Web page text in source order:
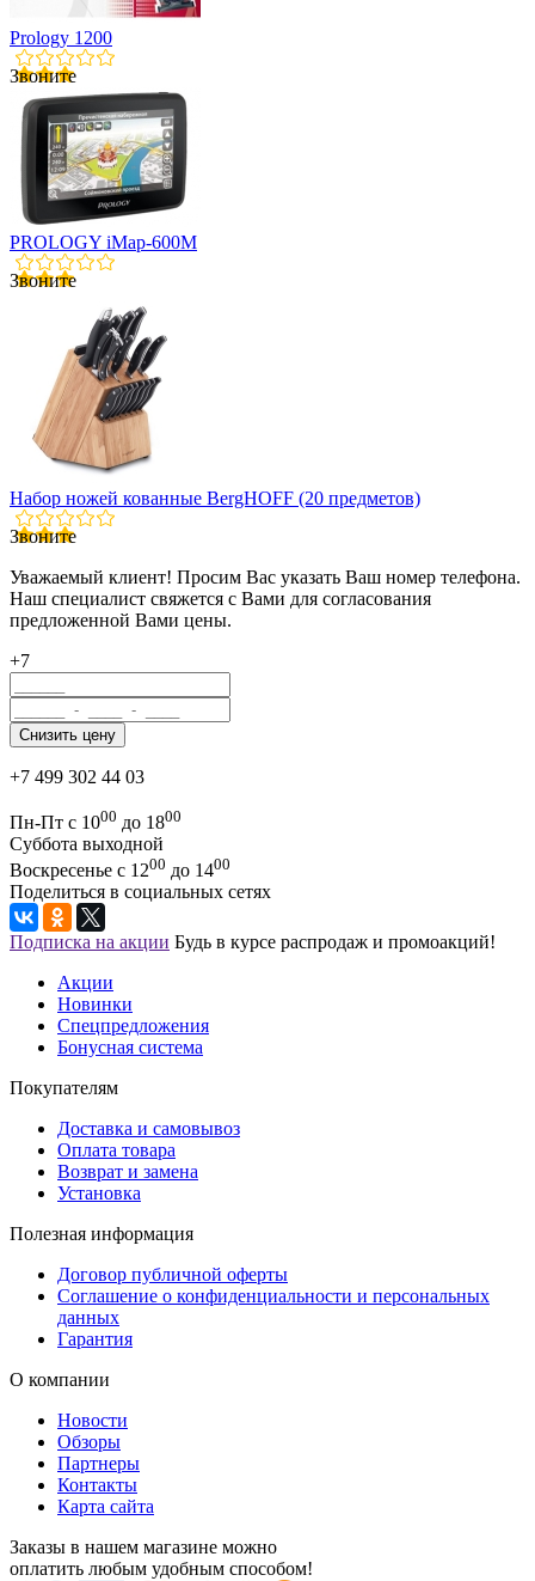
Prology 1200
Звоните
PROLOGY iMap-600M
Звоните
Набор ножей кованные BergHOFF (20 предметов)
Звоните
Уважаемый клиент! Просим Вас указать Ваш номер телефона.
Наш специалист свяжется с Вами для согласования
предложенной Вами цены.
+7
+7 499 302 44 03
Пн-Пт с 1000 до 1800
Суббота выходной
Воскресенье с 1200 до 1400
Поделиться в социальных сетях
Подписка на акции Будь в курсе распродаж и промоакций!
Акции
Новинки
Спецпредложения
Бонусная система
Покупателям
Доставка и самовывоз
Оплата товара
Возврат и замена
Установка
Полезная информация
Договор публичной оферты
Соглашение о конфиденциальности и персональных
данных
Гарантия
О компании
Новости
Обзоры
Партнеры
Контакты
Карта сайта
Заказы в нашем магазине можно
оплатить любым удобным способом!